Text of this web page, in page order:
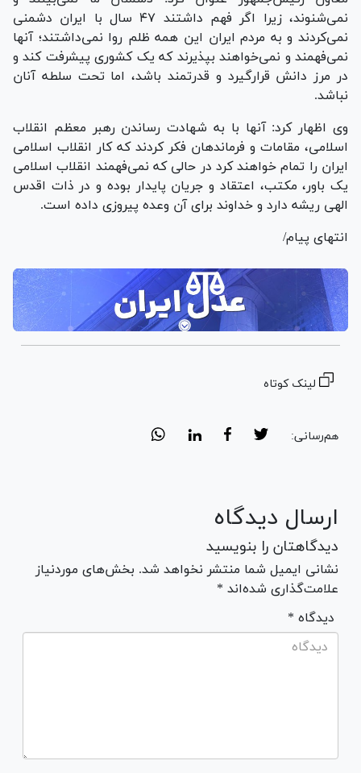
نمی‌شنوند، زیرا اگر فهم داشتند ۴۷ سال با ایران دشمنی
نمی‌کردند و به مردم ایران این همه ظلم روا نمی‌داشتند؛ آنها
نمی‌فهمند و نمی‌خواهند بپذیرند که یک کشوری پیشرفت کند و
در مرز دانش قرارگیرد و قدرتمند باشد، اما تحت سلطه آنان
نباشد.
وی اظهار کرد: آنها با به شهادت رساندن رهبر معظم انقلاب
اسلامی، مقامات و فرماندهان فکر کردند که کار انقلاب اسلامی
ایران را تمام خواهند کرد در حالی که نمی‌فهمند انقلاب اسلامی
یک باور، مکتب، اعتقاد و جریان پایدار بوده و در ذات اقدس
الهی ریشه دارد و خداوند برای آن وعده پیروزی داده است.
انتهای پیام/
لینک کوتاه
هم‌رسانی:
ارسال دیدگاه
دیدگاهتان را بنویسید
نشانی ایمیل شما منتشر نخواهد شد. بخش‌های موردنیاز
علامت‌گذاری شده‌اند *
* دیدگاه